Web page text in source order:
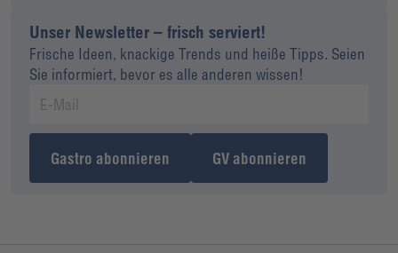
Unser Newsletter – frisch serviert!
Frische Ideen, knackige Trends und heiße Tipps. Seien
Sie informiert, bevor es alle anderen wissen!
Gastro abonnieren GV abonnieren